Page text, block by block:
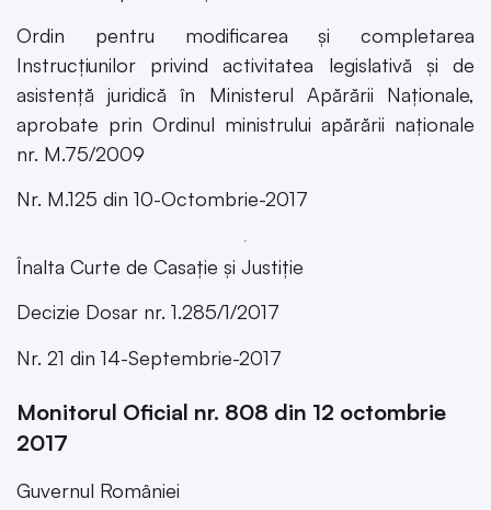
Ordin pentru modificarea și completarea
Instrucțiunilor privind activitatea legislativă și de
asistență juridică în Ministerul Apărării Naționale,
aprobate prin Ordinul ministrului apărării naționale
nr. M.75/2009
Nr. M.125 din 10-Octombrie-2017
Înalta Curte de Casație și Justiție
Decizie Dosar nr. 1.285/1/2017
Nr. 21 din 14-Septembrie-2017
Monitorul Oficial nr. 808 din 12 octombrie
2017
Guvernul României